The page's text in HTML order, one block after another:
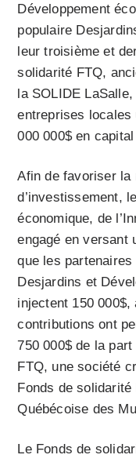
Développement
populaire
leur troisième et
solidarité FTQ,
la SOLIDE
entreprises locales
000 000$ en
Afin de favoriser la
d’investissement,
économique, de
engagé en versant
que les
Desjardins et
injectent 150 000$,
contributions ont
750 000$ de la
FTQ, une société
Fonds de
Québécoise des
Le Fonds de